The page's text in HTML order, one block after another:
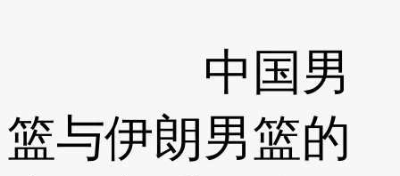
中国男
篮与伊朗男篮的